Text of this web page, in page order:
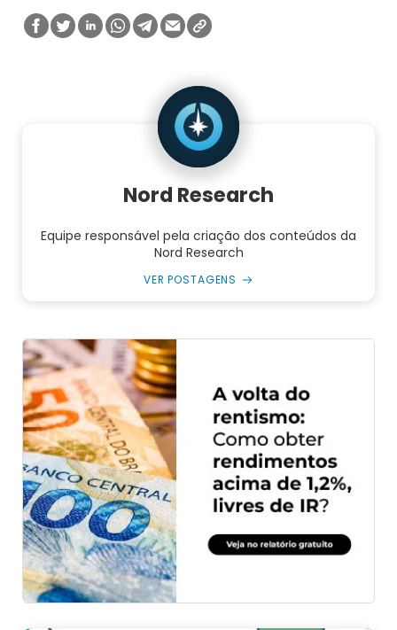
Nord Research
Equipe responsável pela criação dos conteúdos da
Nord Research
VER POSTAGENS